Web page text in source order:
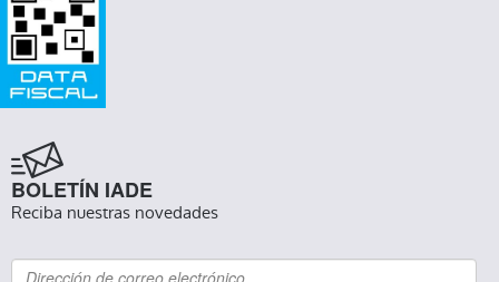
BOLETÍN IADE
Reciba nuestras novedades